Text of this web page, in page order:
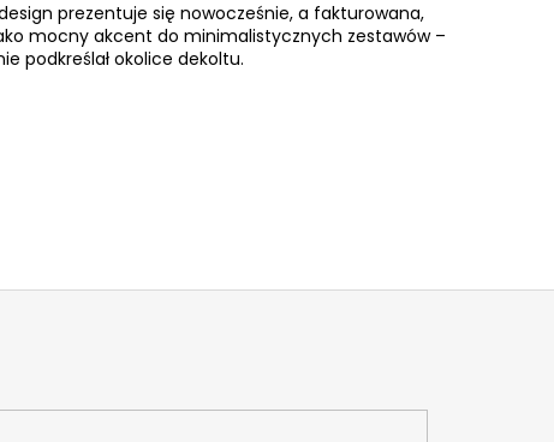
prezentuje się nowocześnie, a fakturowana,
mocny akcent do minimalistycznych zestawów –
podkreślał okolice dekoltu.